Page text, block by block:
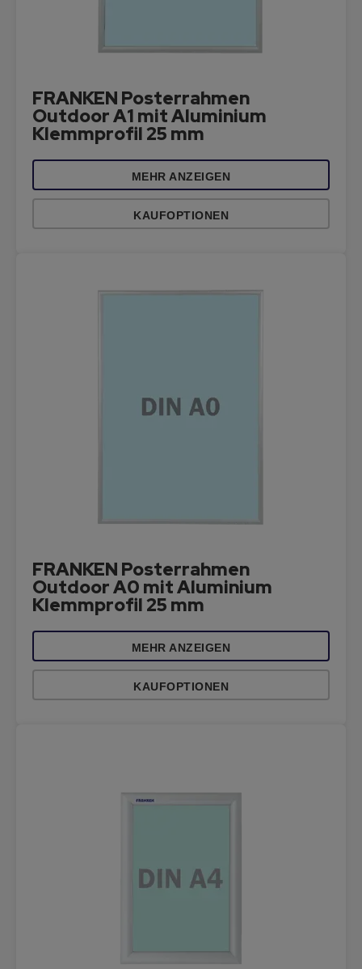
FRANKEN Posterrahmen
Outdoor A1 mit Aluminium
Klemmprofil 25 mm
MEHR ANZEIGEN
KAUFOPTIONEN
FRANKEN Posterrahmen
Outdoor A0 mit Aluminium
Klemmprofil 25 mm
MEHR ANZEIGEN
KAUFOPTIONEN